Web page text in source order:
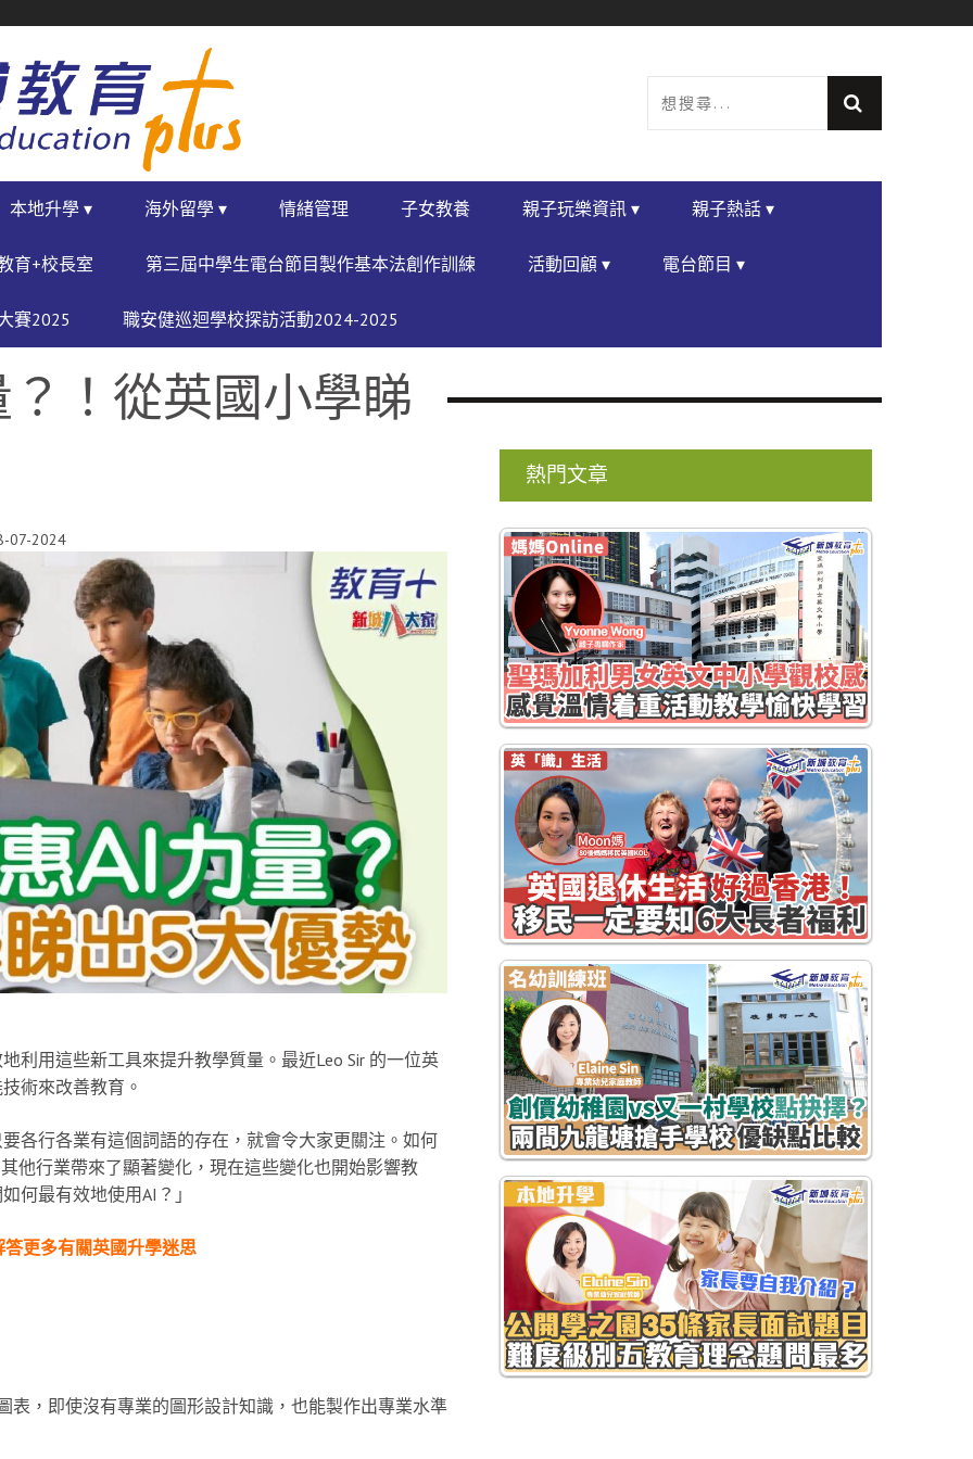
本地升學 ▾ 海外留學 ▾ 情緒管理 子女教養 親子玩樂資訊 ▾ 親子熱話 ▾
育+校長室 第三屆中學生電台節目製作基本法創作訓練 活動回顧 ▾ 電台節目 ▾
賽2025 職安健巡迴學校探訪活動2024-2025
！從英國小學睇
07-2024
利用這些新工具來提升教學質量。最近Leo Sir 的一位英
術來改善教育。
各行各業有這個詞語的存在，就會令大家更關注。如何
他行業帶來了顯著變化，現在這些變化也開始影響教
何最有效地使用AI？」
更多有關英國升學迷思
表，即使沒有專業的圖形設計知識，也能製作出專業水準
熱門文章